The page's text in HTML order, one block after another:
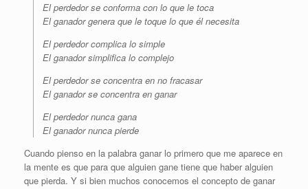
El perdedor se conforma con lo que le toca
El ganador genera que le toque lo que él necesita
El perdedor complica lo simple
El ganador simplifica lo complejo
El perdedor se concentra en no fracasar
El ganador se concentra en ganar
El perdedor nunca gana
El ganador nunca pierde
Cuando pienso en la palabra ganar lo primero que me aparece en
la mente es que para que alguien gane tiene que haber alguien
que pierda. Y si bien muchos conocemos el concepto de ganar